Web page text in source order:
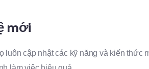
mới
cập nhật các kỹ năng và kiến thức